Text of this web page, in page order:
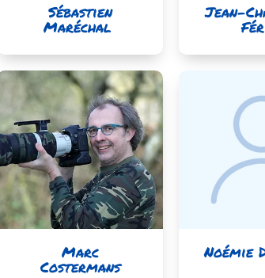
Sébastien
Maréchal ​
Jean-
Marc
Costermans
Noémie